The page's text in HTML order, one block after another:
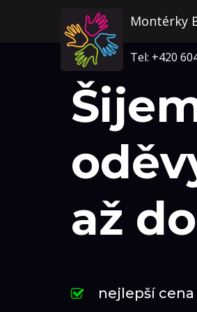
Montérky
Tel: +420
až do
nejlepší